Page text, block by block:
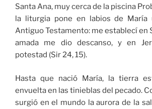
Santa Ana, muy cerca de la piscina
la liturgia pone en labios de María
Antiguo Testamento: me establecí en
amada me dio descanso, y en
potestad (Sir 24, 15).
Hasta que nació María, la tierra
envuelta en las tinieblas del pecado.
surgió en el mundo la aurora de la